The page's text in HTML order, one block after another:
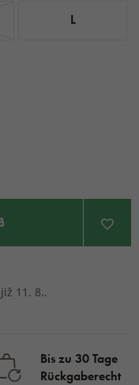
L
11. 8..
Bis zu 30 Tage
Rückgaberecht